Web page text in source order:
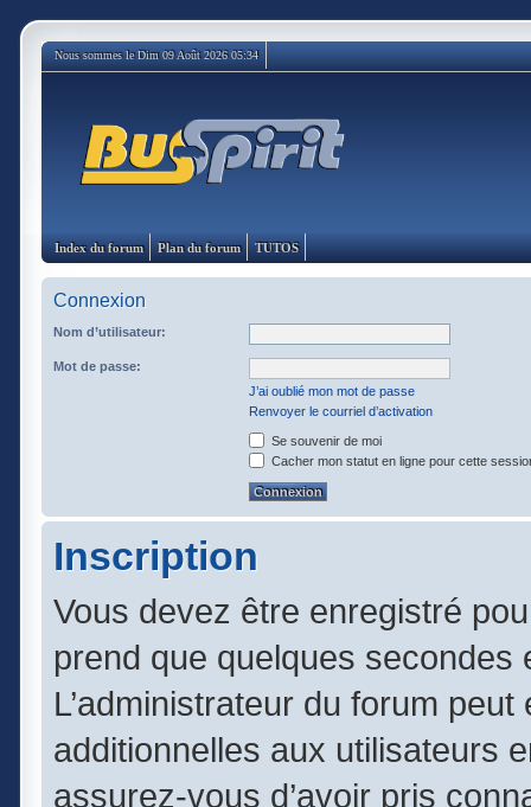
Nous sommes le Dim 09 Août 2026 05:34
Index du forum Plan du forum TUTOS
Connexion
Nom d’utilisateur:
Mot de passe:
J’ai oublié mon mot de passe
Renvoyer le courriel d’activation
Se souvenir de moi
Cacher mon statut en ligne pour cette
Inscription
Vous devez être enregistré
prend que quelques
L’administrateur du forum
additionnelles aux utilisateurs
assurez-vous d’avoir pris